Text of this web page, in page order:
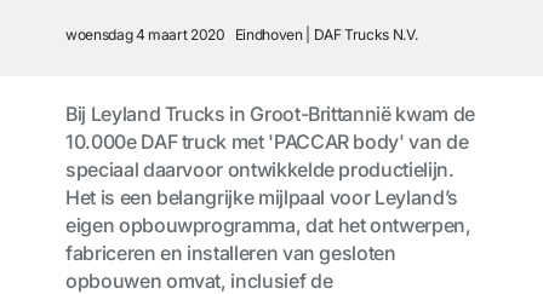
woensdag 4 maart 2020 Eindhoven DAF Trucks N.V.
Bij Leyland Trucks in Groot-Brittannië kwam de
10.000e DAF truck met 'PACCAR body' van de
speciaal daarvoor ontwikkelde productielijn.
Het is een belangrijke mijlpaal voor Leyland’s
eigen opbouwprogramma, dat het ontwerpen,
fabriceren en installeren van gesloten
opbouwen omvat, inclusief de